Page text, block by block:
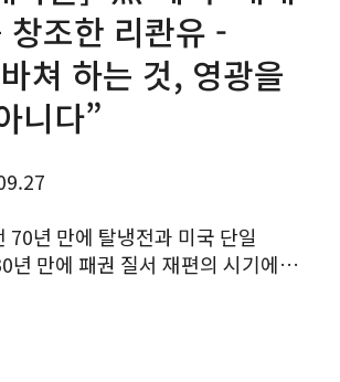
창조한 리콴유 -
쳐 하는 것, 영광을
니다”
년 만에 패권 질서 재편의 시기에